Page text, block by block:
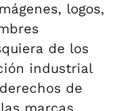
logos,
de los
industrial
de
marcas,